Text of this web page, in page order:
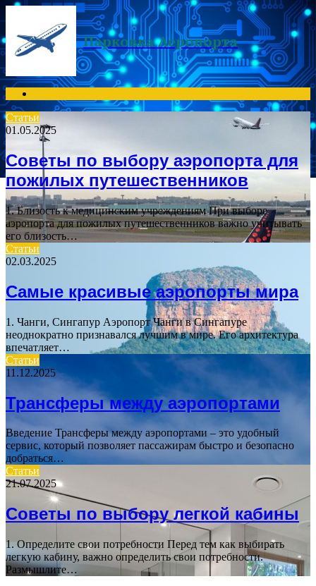
Парковка Аеропорта
Статьи
01.05.2025
Советы по выбору аэропорта для
пожилых путешественников
1. Близость к медицинским учреждениям При выборе
аэропорта для пожилых путешественников важно учитывать
его близость…
Статьи
02.03.2025
Самые красивые аэропорты мира
1. Чанги, Сингапур Аэропорт Чанги в Сингапуре
неоднократно признавался лучшим в мире. Его архитектура
впечатляет…
Статьи
11.12.2025
Трансферы между аэропортами
Введение Трансферы между аэропортами – это удобный
сервис, который позволяет пассажирам быстро и безопасно
добраться…
Статьи
21.07.2025
Советы по выбору легкой кабины
1. Определите свои потребности Перед тем как выбирать
легкую кабину, важно определить свои потребности.
Размышлите…